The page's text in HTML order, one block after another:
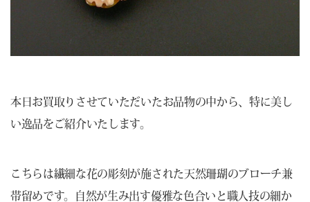
本日お買取りさせていただいたお品物の中から、特に美し
い逸品をご紹介いたします。
こちらは繊細な花の彫刻が施された天然珊瑚のブローチ兼
帯留めです。自然が生み出す優雅な色合いと職人技の細か